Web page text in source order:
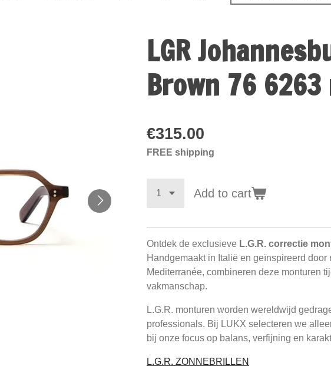
LGR
Brown 76 6263
€315.00
FREE shipping
Add to cart
Ontdek de exclusieve L.G.R. correctie
Handgemaakt in Italië en geïnspireerd door
Mediterranée, combineren deze monturen
vakmanschap.
L.G.R. monturen worden wereldwijd
professionals. Bij LUKX selecteren we
bij onze focus op balans, verfijning en
L.G.R. ZONNEBRILLEN